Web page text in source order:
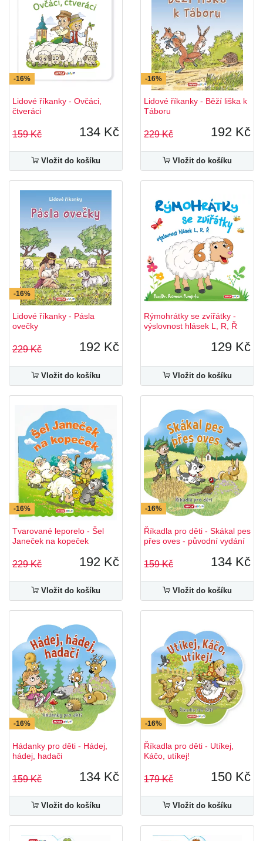
-16%
Lidové říkanky - Ovčáci,
čtveráci
159 Kč 134 Kč
Vložit do košíku
-16%
Lidové říkanky - Běží liška k
Táboru
229 Kč 192 Kč
Vložit do košíku
-16%
Lidové říkanky - Pásla
ovečky
229 Kč 192 Kč
Vložit do košíku
Rýmohrátky se zvířátky -
výslovnost hlásek L, R, Ř
129 Kč
Vložit do košíku
-16%
Tvarované leporelo - Šel
Janeček na kopeček
229 Kč 192 Kč
Vložit do košíku
-16%
Říkadla pro děti - Skákal pes
přes oves - původní vydání
159 Kč 134 Kč
Vložit do košíku
-16%
Hádanky pro děti - Hádej,
hádej, hadači
159 Kč 134 Kč
Vložit do košíku
-16%
Říkadla pro děti - Utíkej,
Káčo, utíkej!
179 Kč 150 Kč
Vložit do košíku